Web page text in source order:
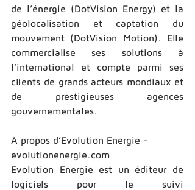
de l’énergie (DotVision Energy) et la
géolocalisation et captation du
mouvement (DotVision Motion). Elle
commercialise ses solutions à
l’international et compte parmi ses
clients de grands acteurs mondiaux et
de prestigieuses agences
gouvernementales.
A propos d’Evolution Energie -­
evolutionenergie.com
Evolution Energie est un éditeur de
logiciels pour le suivi